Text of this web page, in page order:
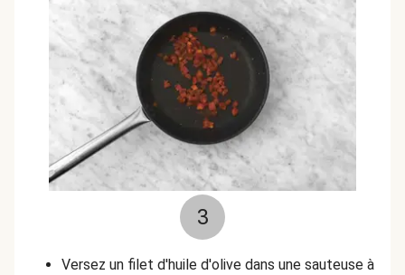
3
Versez un filet d'huile d'olive dans une sauteuse à